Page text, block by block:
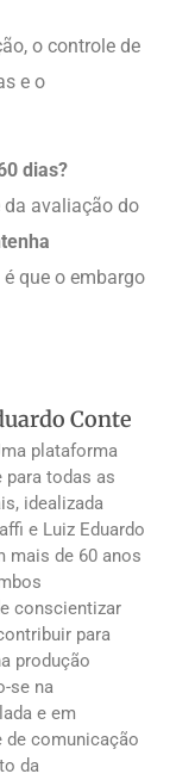
o controle de
e o
dias?
da avaliação do
que o embargo
Conte
plataforma
para todas as
idealizada
e Luiz Eduardo
mais de 60 anos
conscientizar
para
produção
se na
e em
de comunicação
da